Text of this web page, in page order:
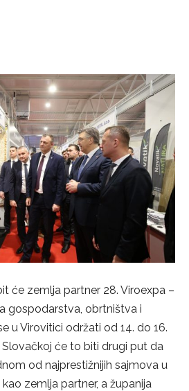
će zemlja partner 28. Viroexpa –
gospodarstva, obrtništva i
u Virovitici održati od 14. do 16.
će to biti drugi put da
od najprestižnijih sajmova u
zemlja partner, a županija